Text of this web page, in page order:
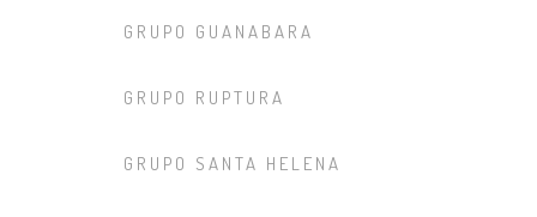
GRUPO GUANABARA
GRUPO RUPTURA
GRUPO SANTA HELENA